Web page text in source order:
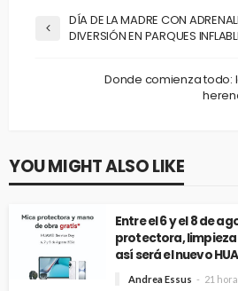
DÍA DE LA MADRE CON
DIVERSIÓN EN PARQUES
Donde comienza todo:
YOU MIGHT ALSO LIKE
Entre el 6 y el 8 de
protectora,
así será el nuevo
Andrea Essus 21